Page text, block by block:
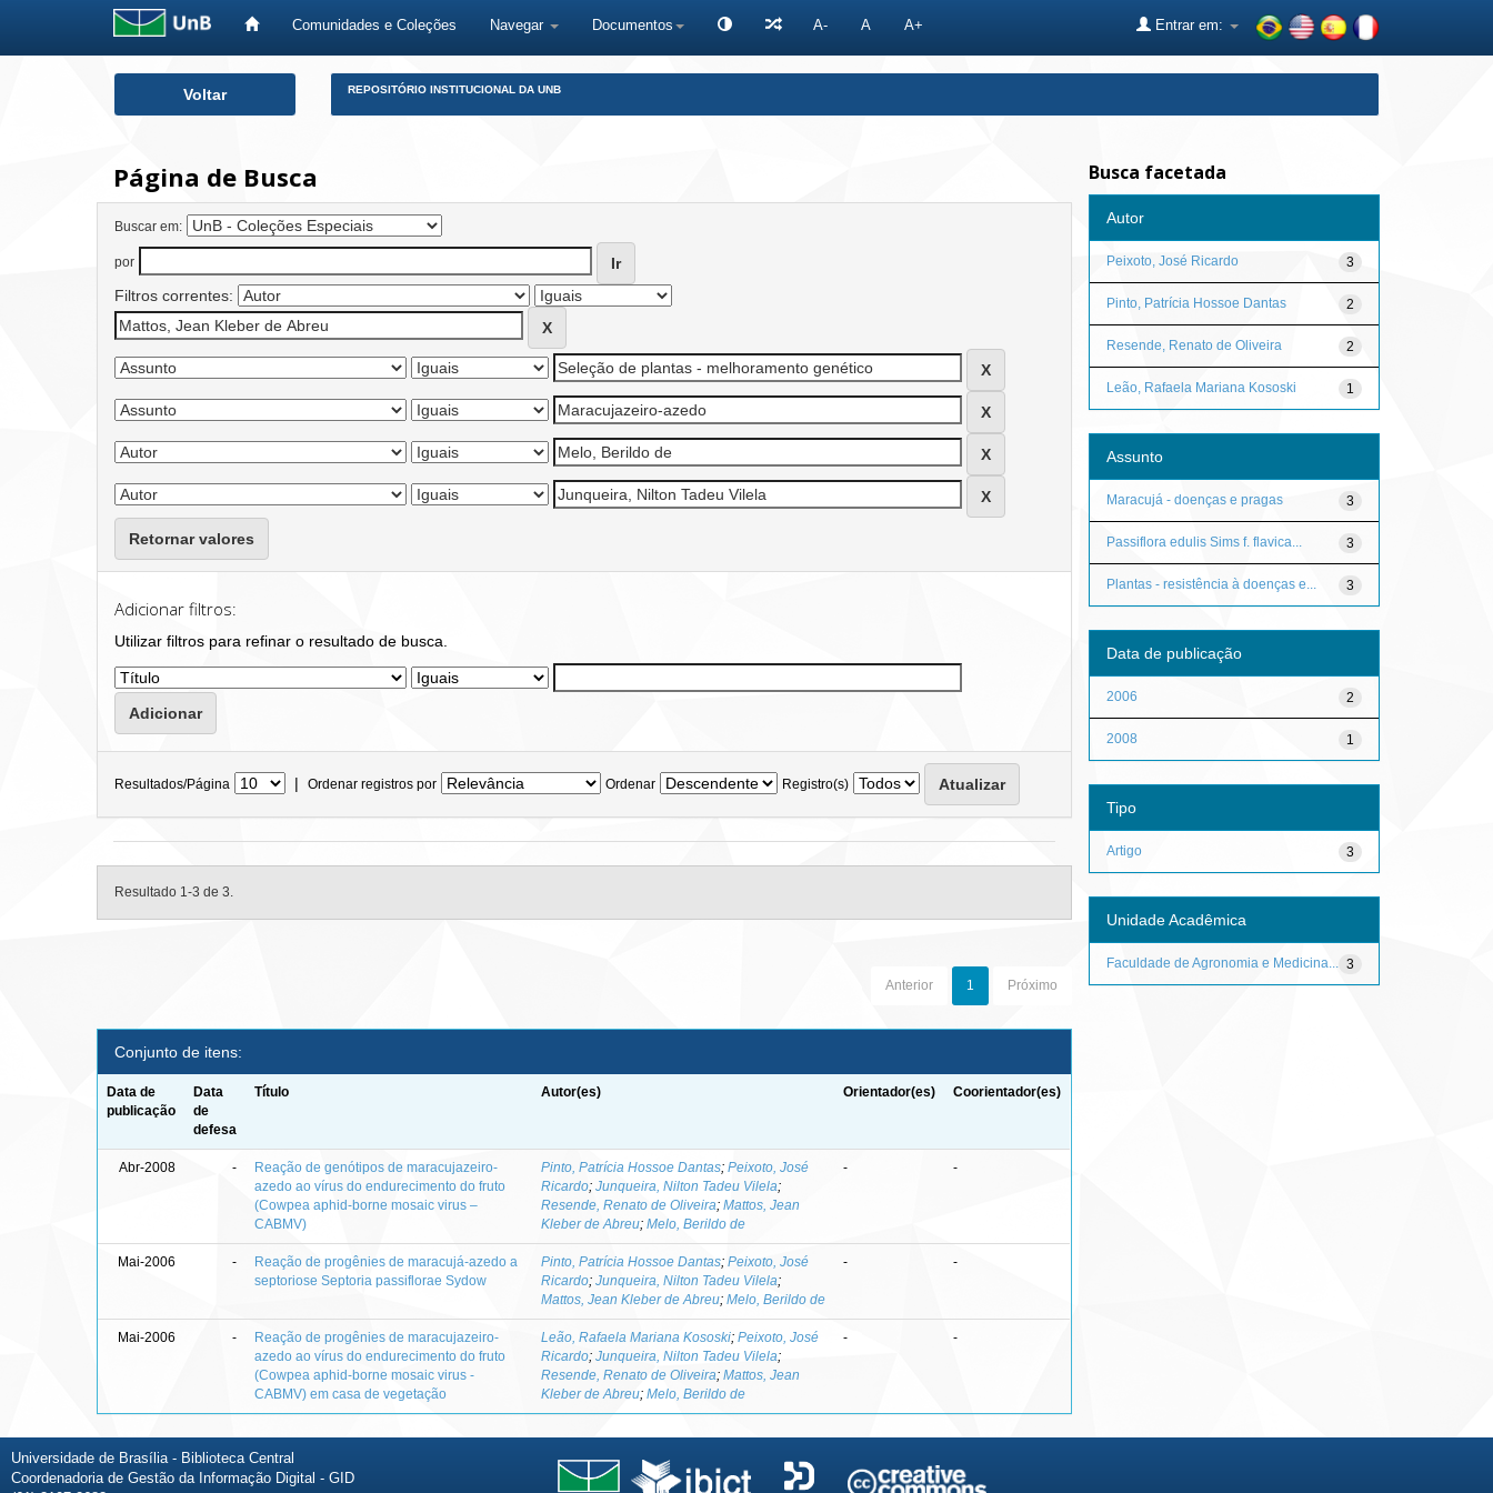
Comunidades e Coleções Navegar Documentos A- A A+ Entrar em:
Voltar REPOSITÓRIO INSTITUCIONAL DA UNB
Página de Busca
Buscar em:
por
Filtros correntes:
Retornar valores
Adicionar filtros:
Utilizar filtros para refinar o resultado de busca.
Resultados/Página | Ordenar registros por Ordenar Registro(s)
Resultado 1-3 de 3.
Anterior 1 Próximo
Conjunto de itens:
Data de
publicação
Data
de
defesa
Título Autor(es) Orientador(es) Coorientador(es)
Abr-2008 -
Reação de genótipos de maracujazeiro-
azedo ao vírus do endurecimento do fruto
(Cowpea aphid-borne mosaic virus –
CABMV)
Pinto, Patrícia Hossoe Dantas;Peixoto, José
Ricardo;Junqueira, Nilton Tadeu Vilela;
Resende, Renato de Oliveira;Mattos, Jean
Kleber de Abreu;Melo, Berildo de
- -
Mai-2006 -
Reação de progênies de maracujá-azedo a
septoriose Septoria passiflorae Sydow
Pinto, Patrícia Hossoe Dantas;Peixoto, José
Ricardo;Junqueira, Nilton Tadeu Vilela;
Mattos, Jean Kleber de Abreu;Melo, Berildo de
- -
Mai-2006 -
Reação de progênies de maracujazeiro-
azedo ao vírus do endurecimento do fruto
(Cowpea aphid-borne mosaic virus -
CABMV) em casa de vegetação
Leão, Rafaela Mariana Kososki;Peixoto, José
Ricardo;Junqueira, Nilton Tadeu Vilela;
Resende, Renato de Oliveira;Mattos, Jean
Kleber de Abreu;Melo, Berildo de
- -
Busca facetada
Autor
3
Peixoto, José Ricardo
2
Pinto, Patrícia Hossoe Dantas
2
Resende, Renato de Oliveira
1
Leão, Rafaela Mariana Kososki
Assunto
3
Maracujá - doenças e pragas
3
Passiflora edulis Sims f. flavica...
3
Plantas - resistência à doenças e...
Data de publicação
2
2006
1
2008
Tipo
3
Artigo
Unidade Acadêmica
3
Faculdade de Agronomia e Medicina...
Universidade de Brasília - Biblioteca Central
Coordenadoria de Gestão da Informação Digital - GID